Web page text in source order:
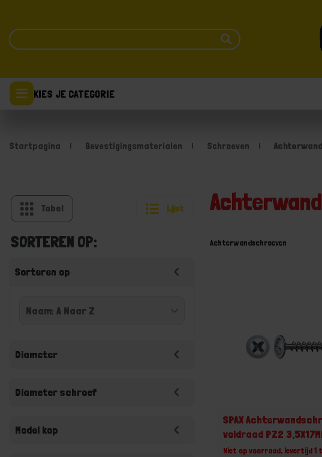
KIES JE CATEGORIE
Startpagina Bevestigingsmaterialen Schroeven
Tabel Lijst
SORTEREN OP:
Sorteren op
Diameter
Diameter schroef
Model kop
Achterwandschroeven
SPAX
voldraad PZ2
Niet op voorraad, levertijd 1